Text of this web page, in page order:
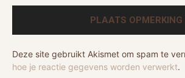
Deze site gebruikt Akismet om spam te
hoe je reactie gegevens worden verwerkt.